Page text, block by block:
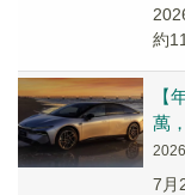
約
【
萬
7月